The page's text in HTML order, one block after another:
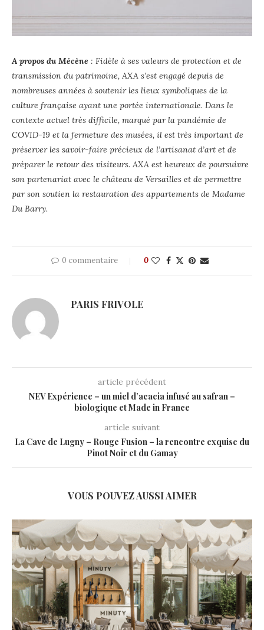
A propos du Mécène : Fidèle à ses valeurs de protection et de
transmission du patrimoine, AXA s’est engagé depuis de
nombreuses années à soutenir les lieux symboliques de la
culture française ayant une portée internationale. Dans le
contexte actuel très difficile, marqué par la pandémie de
COVID-19 et la fermeture des musées, il est très important de
préserver les savoir-faire précieux de l’artisanat d’art et de
préparer le retour des visiteurs. AXA est heureux de poursuivre
son partenariat avec le château de Versailles et de permettre
par son soutien la restauration des appartements de Madame
Du Barry.
0 commentaire 0
PARIS FRIVOLE
article précédent
NEV Expérience – un miel d’acacia infusé au safran –
biologique et Made in France
article suivant
La Cave de Lugny – Rouge Fusion – la rencontre exquise du
Pinot Noir et du Gamay
VOUS POUVEZ AUSSI AIMER